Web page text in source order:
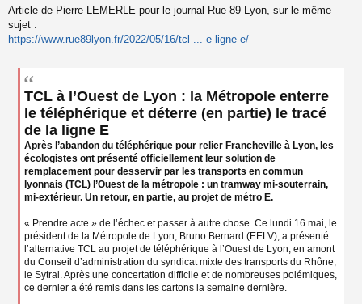
s
a
g
e
o
Article de Pierre LEMERLE pour le journal Rue 89 Lyon, sur le même
sujet :
https://www.rue89lyon.fr/2022/05/16/tcl ... e-ligne-e/
TCL à l’Ouest de Lyon : la Métropole enterre
le téléphérique et déterre (en partie) le tracé
de la ligne E
Après l’abandon du téléphérique pour relier Francheville à Lyon, les
écologistes ont présenté officiellement leur solution de
remplacement pour desservir par les transports en commun
lyonnais (TCL) l’Ouest de la métropole : un tramway mi-souterrain,
mi-extérieur. Un retour, en partie, au projet de métro E.
« Prendre acte » de l’échec et passer à autre chose. Ce lundi 16 mai, le
président de la Métropole de Lyon, Bruno Bernard (EELV), a présenté
l’alternative TCL au projet de téléphérique à l’Ouest de Lyon, en amont
du Conseil d’administration du syndicat mixte des transports du Rhône,
le Sytral. Après une concertation difficile et de nombreuses polémiques,
ce dernier a été remis dans les cartons la semaine dernière.